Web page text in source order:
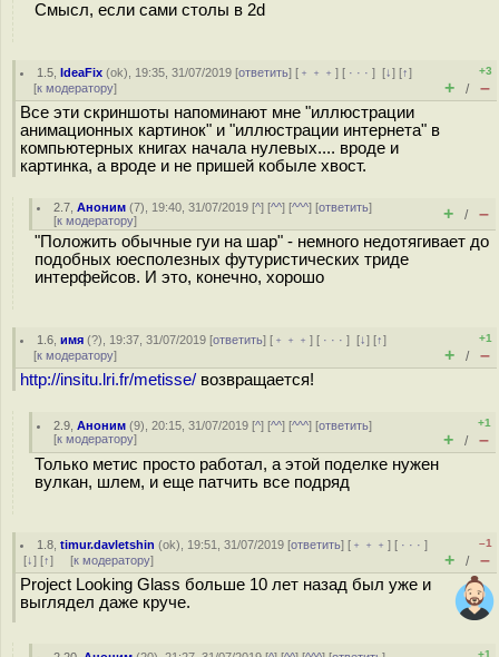
Смысл, если сами столы в 2d
1.5 ,IdeaFix (ok), 19:35, 31/07/2019 [ответить] [ ﹢﹢﹢] [ · · ·][↓] [↑]
[к модератору]
+3
+ / –
Все эти скриншоты напоминают мне "иллюстрации
анимационных картинок" и "иллюстрации интернета" в
компьютерных книгах начала нулевых.... вроде и
картинка, а вроде и не пришей кобыле хвост.
2.7 ,Аноним (7), 19:40, 31/07/2019 [^] [^^] [^^^] [ответить]
[к модератору] + / –
"Положить обычные гуи на шар" - немного недотягивает до
подобных юесполезных футуристических триде
интерфейсов. И это, конечно, хорошо
1.6 ,имя (?), 19:37, 31/07/2019 [ответить] [ ﹢﹢﹢] [ · · ·][↓] [↑]
[к модератору]
+1
+ / –
http://insitu.lri.fr/metisse/ возвращается!
2.9 ,Аноним (9), 20:15, 31/07/2019 [^] [^^] [^^^] [ответить]
[к модератору]
+1
+ / –
Только метис просто работал, а этой поделке нужен
вулкан, шлем, и еще патчить все подряд
1.8 ,timur.davletshin (ok), 19:51, 31/07/2019 [ответить] [ ﹢﹢﹢] [ · · ·]
[↓] [↑] [к модератору]
–1
+ / –
Project Looking Glass больше 10 лет назад был уже и
выглядел даже круче.
+1